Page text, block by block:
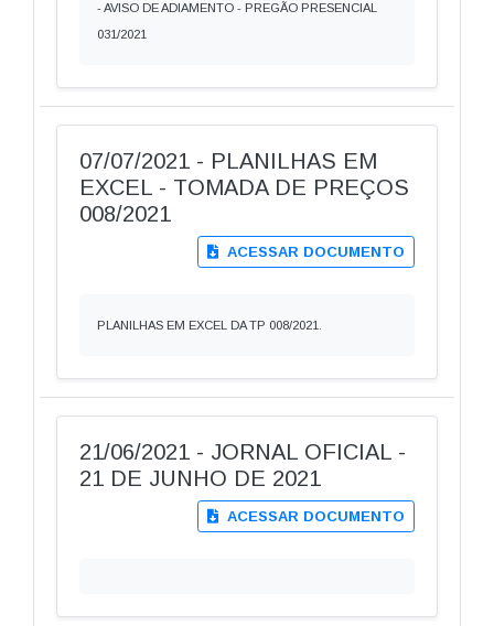
- AVISO DE ADIAMENTO - PREGÃO PRESENCIAL
031/2021
07/07/2021 - PLANILHAS EM
EXCEL - TOMADA DE PREÇOS
008/2021
ACESSAR DOCUMENTO
PLANILHAS EM EXCEL DA TP 008/2021.
21/06/2021 - JORNAL OFICIAL -
21 DE JUNHO DE 2021
ACESSAR DOCUMENTO